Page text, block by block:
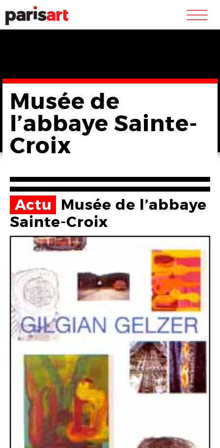
m
Musée de
l’abbaye Sainte-
Croix
Actu
Musée de l’abbaye
Sainte-Croix